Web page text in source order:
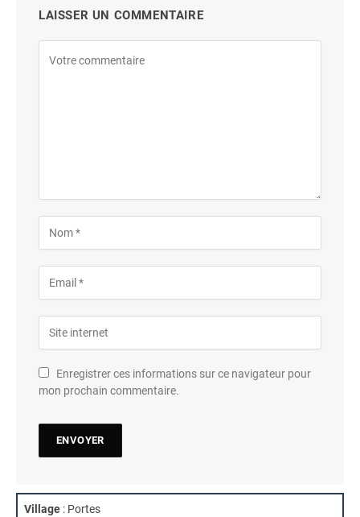
LAISSER UN COMMENTAIRE
Enregistrer ces informations sur ce navigateur pour
mon prochain commentaire.
Village : Portes